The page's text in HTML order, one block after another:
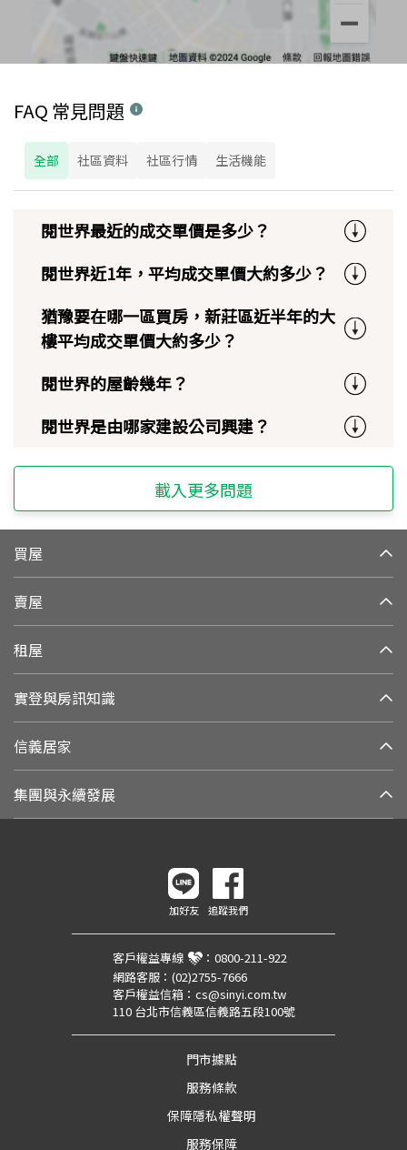
FAQ 常見問題
全部 社區資料 社區行情 生活機能
閱世界最近的成交單價是多少？
閱世界近1年，平均成交單價大約多少？
猶豫要在哪一區買房，新莊區近半年的大
樓平均成交單價大約多少？
閱世界的屋齡幾年？
閱世界是由哪家建設公司興建？
載入更多問題
買屋
賣屋
租屋
實登與房訊知識
信義居家
集團與永續發展
加好友 追蹤我們
客戶權益專線 ： 0800-211-922
網路客服： (02)2755-7666
客戶權益信箱： cs@sinyi.com.tw
110 台北市信義區信義路五段100號
門市據點
服務條款
保障隱私權聲明
服務保障